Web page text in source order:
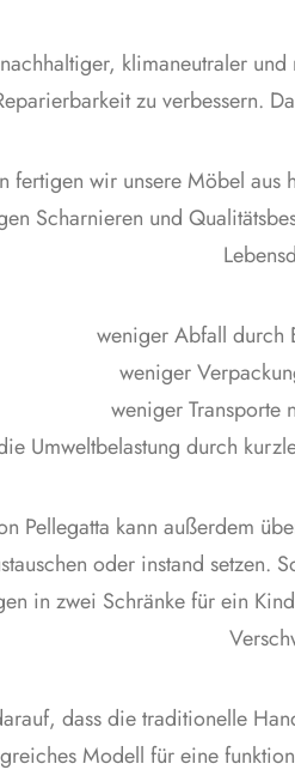
klimaneutraler
zu verbessern.
fertigen wir unsere Möbel
Scharnieren und
weniger Abfall durch
weniger
weniger Transporte
Umweltbelastung durch
Pellegatta kann außerdem
oder instand
in zwei Schränke für ein
dass die traditionelle
Modell für eine